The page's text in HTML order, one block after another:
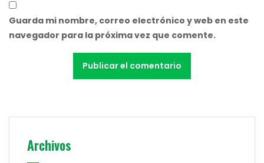
Guarda mi nombre, correo electrónico y web en este
navegador para la próxima vez que comente.
Archivos